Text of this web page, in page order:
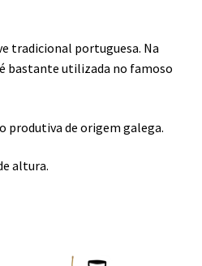
tradicional portuguesa. Na
bastante utilizada no famoso
produtiva de origem galega.
altura.